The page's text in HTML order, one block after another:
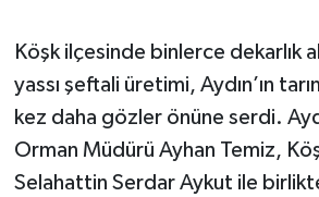
Köşk ilçesinde binlerce dekarlık
yassı şeftali üretimi, Aydın’ın
kez daha gözler önüne serdi.
Orman Müdürü Ayhan Temiz,
Selahattin Serdar Aykut ile